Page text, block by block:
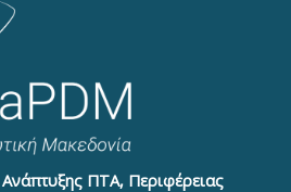
ΠΤΑ, Περιφέρειας